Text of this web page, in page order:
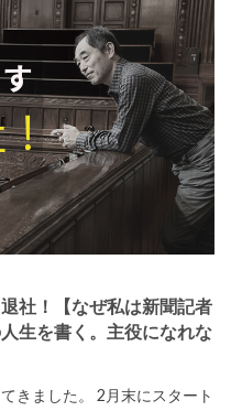
社！【なぜ私は新聞記者
生を書く。主役になれな
きました。 2月末にスタート